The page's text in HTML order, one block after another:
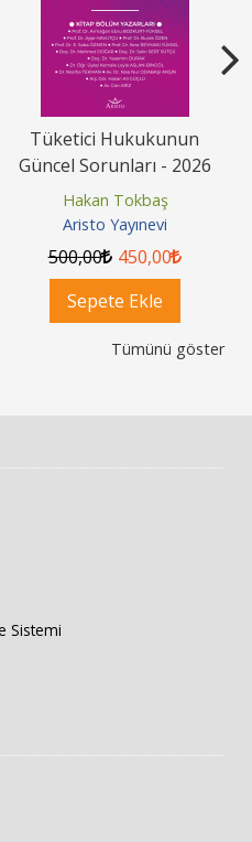
Tüketici Hukukunun
Güncel Sorunları - 2026
Hakan Tokbaş
Aristo Yayınevi
500,00 450,00
Sepete Ekle
Tümünü göster
Sistemi